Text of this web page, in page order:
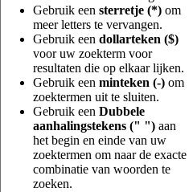
Gebruik een sterretje (*) om
meer letters te vervangen.
Gebruik een dollarteken ($)
voor uw zoekterm voor
resultaten die op elkaar lijken.
Gebruik een minteken (-) om
zoektermen uit te sluiten.
Gebruik een Dubbele
aanhalingstekens (" ") aan
het begin en einde van uw
zoektermen om naar de exacte
combinatie van woorden te
zoeken.